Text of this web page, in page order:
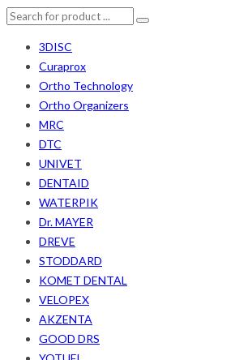
3DISC
Curaprox
Ortho Technology
Ortho Organizers
MRC
DTC
UNIVET
DENTAID
WATERPIK
Dr. MAYER
DREVE
STODDARD
KOMET DENTAL
VELOPEX
AKZENTA
GOOD DRS